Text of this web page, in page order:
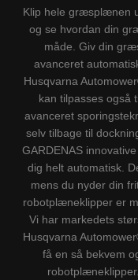
Klip hele græsplænen
og se hvordan din
måde. Giv din
avanceret
Husqvarna
kan tilpasses også
avanceret
selv tilbage til
GARDENAS
dig helt automatisk.
mens du nyder din
robotplæneklipper er
Vi har markedets
Husqvarna
få en så bekvem